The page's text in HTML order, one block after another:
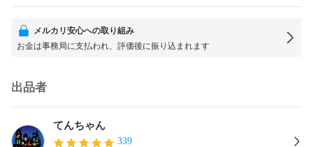
メルカリ安心への取り組み
お金は事務局に支払われ、評価後に振り込まれます
出品者
てんちゃん
339